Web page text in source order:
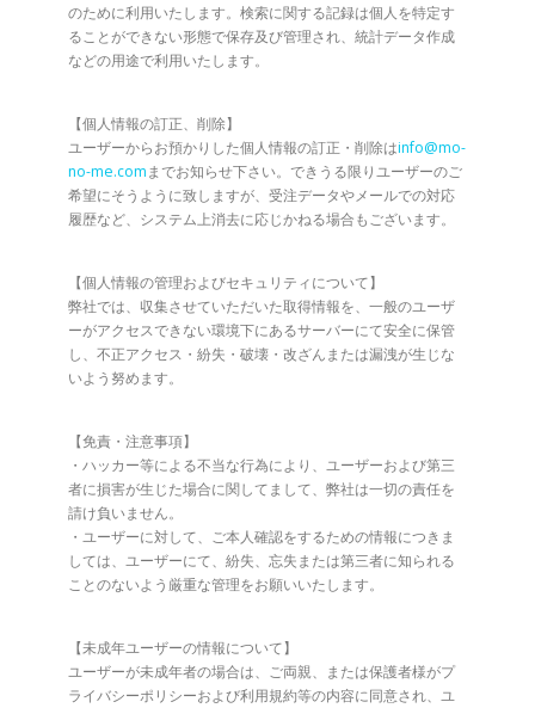
のために利用いたします。検索に関する記録は個人を特定す
ることができない形態で保存及び管理され、統計データ作成
などの用途で利用いたします。
【個人情報の訂正、削除】
ユーザーからお預かりした個人情報の訂正・削除はinfo@mo-
no-me.comまでお知らせ下さい。できうる限りユーザーのご
希望にそうように致しますが、受注データやメールでの対応
履歴など、システム上消去に応じかねる場合もございます。
【個人情報の管理およびセキュリティについて】
弊社では、収集させていただいた取得情報を、一般のユーザ
ーがアクセスできない環境下にあるサーバーにて安全に保管
し、不正アクセス・紛失・破壊・改ざんまたは漏洩が生じな
いよう努めます。
【免責・注意事項】
・ハッカー等による不当な行為により、ユーザーおよび第三
者に損害が生じた場合に関してまして、弊社は一切の責任を
請け負いません。
・ユーザーに対して、ご本人確認をするための情報につきま
しては、ユーザーにて、紛失、忘失または第三者に知られる
ことのないよう厳重な管理をお願いいたします。
【未成年ユーザーの情報について】
ユーザーが未成年者の場合は、ご両親、または保護者様がプ
ライバシーポリシーおよび利用規約等の内容に同意され、ユ